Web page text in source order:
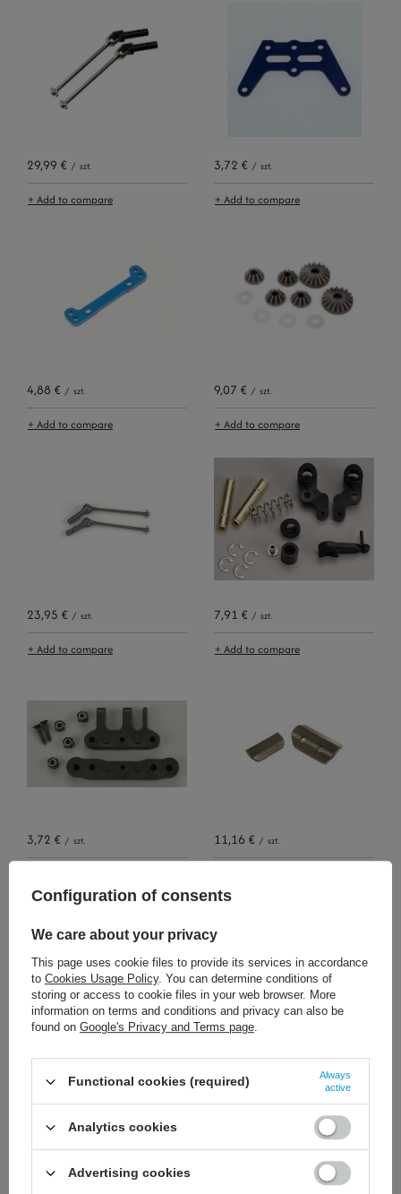
29,99 € / szt.
+ Add to compare
3,72 € / szt.
+ Add to compare
4,88 € / szt.
+ Add to compare
9,07 € / szt.
+ Add to compare
23,95 € / szt.
+ Add to compare
7,91 € / szt.
+ Add to compare
3,72 € / szt. 11,16 € / szt.
6,74 € 12,09 €
Configuration of consents
We care about your privacy
This page uses cookie files to provide its services in accordance
to Cookies Usage Policy. You can determine conditions of
storing or access to cookie files in your web browser. More
information on terms and conditions and privacy can also be
found on Google's Privacy and Terms page.
Functional cookies (required)
Always
active
Analytics cookies
Advertising cookies